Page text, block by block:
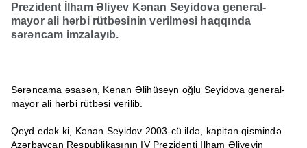
Prezident İlham Əliyev Kənan Seyidova general-
mayor ali hərbi rütbəsinin verilməsi haqqında
sərəncam imzalayıb.
Sərəncama əsasən, Kənan Əlihüseyn oğlu Seyidova general-
mayor ali hərbi rütbəsi verilib.
Qeyd edək ki, Kənan Seyidov 2003-cü ildə, kapitan qismində
Azərbaycan Respublikasının IV Prezidenti İlham Əliyevin